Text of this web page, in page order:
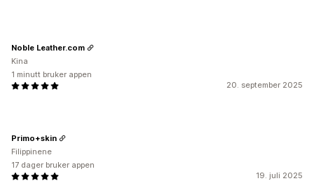
20. september 2025
Noble Leather.com
Kina
1 minutt bruker appen
19. juli 2025
Primo+skin
Filippinene
17 dager bruker appen